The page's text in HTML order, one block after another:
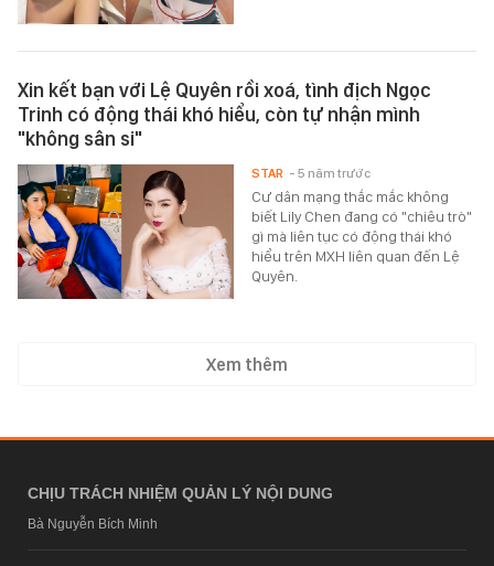
Xin kết bạn với Lệ Quyên rồi xoá, tình địch Ngọc
Trinh có động thái khó hiểu, còn tự nhận mình
"không sân si"
Cư dân mạng thắc mắc không
biết Lily Chen đang có "chiêu trò"
gì mà liên tục có động thái khó
hiểu trên MXH liên quan đến Lệ
Quyên.
STAR - 5 năm trước
Xem thêm
CHỊU TRÁCH NHIỆM QUẢN LÝ NỘI DUNG
Bà Nguyễn Bích Minh